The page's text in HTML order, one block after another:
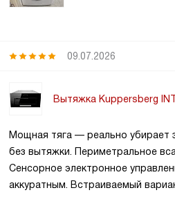
09.07.2026
Вытяжка Kuppersberg
Мощная тяга — реально убирает
без вытяжки. Периметральное
Сенсорное электронное
аккуратным. Встраиваемый